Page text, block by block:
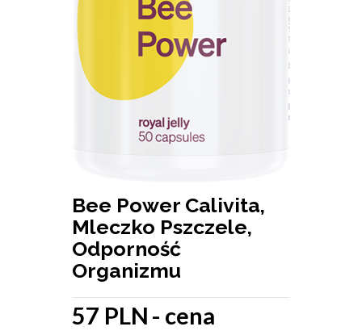
Bee Power Calivita,
Mleczko Pszczele,
Odporność
Organizmu
57 PLN - cena